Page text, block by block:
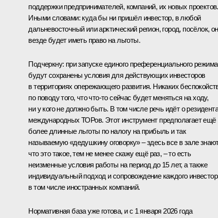
поддержки предпринимателей, компаний, их новых проектов.
Иными словами: куда бы ни пришёл инвестор, в любой
дальневосточный или арктический регион, город, посёлок, он
везде будет иметь право на льготы.
Подчеркну: при запуске единого преференциального режима
будут сохранены условия для действующих инвесторов
в территориях опережающего развития. Никаких
по поводу того, что что-то сейчас будет меняться на ходу,
ни у кого не должно быть. В том числе речь идёт о
международных ТОРов. Этот инструмент предполагает ещё
более длинные льготы по налогу на прибыль и так
называемую «дедушкину оговорку» – здесь все в зале
что это такое, тем не менее скажу ещё раз, – то есть
неизменные условия работы на период до 15 лет, а также
индивидуальный подход и сопровождение каждого
в том числе иностранных компаний.
Нормативная база уже готова, и с 1 января 2026 года